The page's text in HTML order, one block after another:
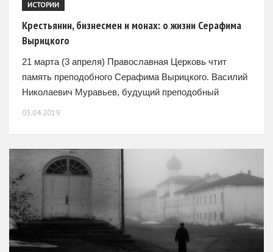
ИСТОРИИ
Крестьянин, бизнесмен и монах: о жизни Серафима
Вырицкого
21 марта (3 апреля) Православная Церковь чтит
память преподобного Серафима Вырицкого. Василий
Николаевич Муравьев, будущий преподобный
доход
03.04.2019